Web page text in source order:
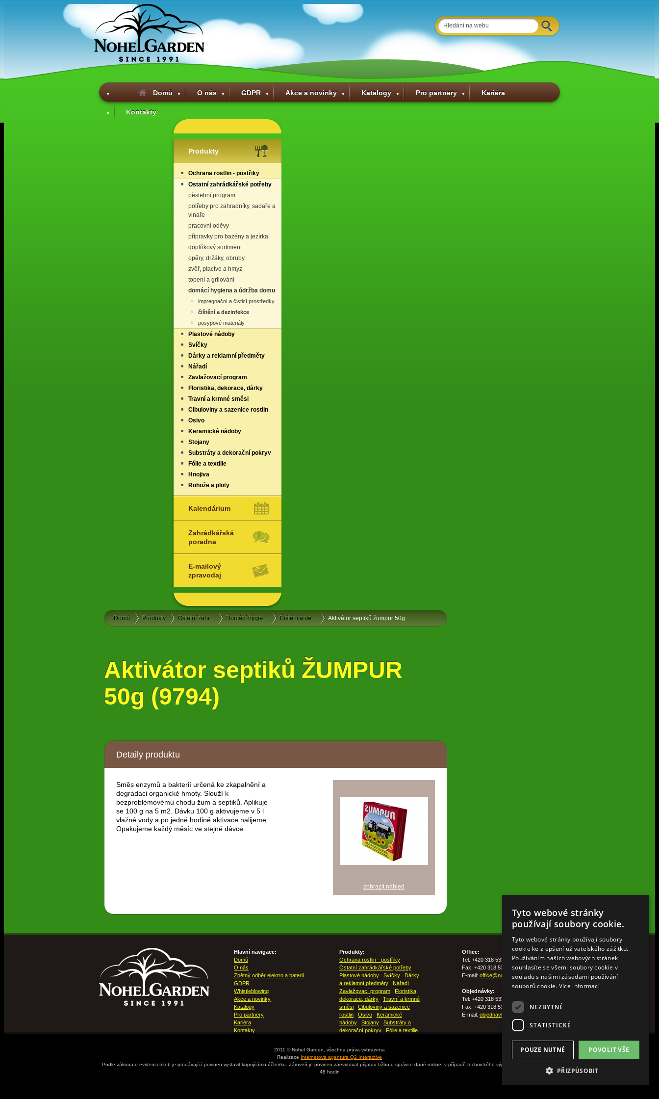
Domů O nás GDPR Akce a novinky Katalogy Pro partnery Kariéra
Kontakty
Produkty
Ochrana rostlin - postřiky
Ostatní zahrádkářské potřeby
pěstební program
potřeby pro zahradníky, sadaře a
vinaře
pracovní oděvy
přípravky pro bazény a jezírka
doplňkový sortiment
opěry, držáky, obruby
zvěř, ptactvo a hmyz
topení a grilování
domácí hygiena a údržba domu
impregnační a čisticí prostředky
čištění a dezinfekce
posypové materiály
Plastové nádoby
Svíčky
Dárky a reklamní předměty
Nářadí
Zavlažovací program
Floristika, dekorace, dárky
Travní a krmné směsi
Cibuloviny a sazenice rostlin
Osivo
Keramické nádoby
Stojany
Substráty a dekorační pokryv
Fólie a textilie
Hnojiva
Rohože a ploty
Kalendárium
Zahrádkářská
poradna
E-mailový
zpravodaj
Domů Produkty Ostatní zahr... Domácí hygie... Čištění a de... Aktivátor septiků žumpur 50g
Aktivátor septiků ŽUMPUR
50g (9794)
Detaily produktu
Směs enzymů a bakterií určená ke zkapalnění a
degradaci organické hmoty. Slouží k
bezproblémovému chodu žum a septiků. Aplikuje
se 100 g na 5 m2. Dávku 100 g aktivujeme v 5 l
vlažné vody a po jedné hodině aktivace nalijeme.
Opakujeme každý měsíc ve stejné dávce.
zobrazit náhled
Hlavní navigace:
Domů
O nás
Zpětný odběr elektro a baterií
GDPR
Whistleblowing
Akce a novinky
Katalogy
Pro partnery
Kariéra
Kontakty
Produkty:
Ochrana rostlin - postřiky
Ostatní zahrádkářské potřeby
Plastové nádoby
Svíčky
Dárky
a reklamní předměty
Nářadí
Zavlažovací program
Floristika,
dekorace, dárky
Travní a krmné
směsi
Cibuloviny a sazenice
rostlin
Osivo
Keramické
nádoby
Stojany
Substráty a
dekorační pokryv
Fólie a textilie
Office:
Tel: +420 318 533 511
Fax: +420 318 533 513
E-mail: office@nohelgarden.cz
Objednávky:
Tel: +420 318 533 533
Fax: +420 318 533 538
E-mail: objednavky@nohelgarden.cz
2011 © Nohel Garden, všechna práva vyhrazena
Realizace Internetová agentura Q2 Interactive
Podle zákona o evidenci tržeb je prodávající povinen vystavit kupujícímu účtenku. Zároveň je povinen zaevidovat přijatou tržbu u správce daně online; v případě technického výpadku pak nejpozději do
48 hodin
Tyto webové stránky
používají soubory cookie.
Tyto webové stránky používají soubory
cookie ke zlepšení uživatelského zážitku.
Používáním našich webových stránek
souhlasíte se všemi soubory cookie v
souladu s našimi zásadami používání
souborů cookie. Více informací
NEZBYTNÉ
STATISTICKÉ
POVOLIT VŠE
POUZE NUTNÉ
PŘIZPŮSOBIT